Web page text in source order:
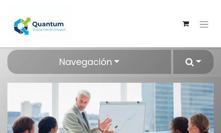
Navegación